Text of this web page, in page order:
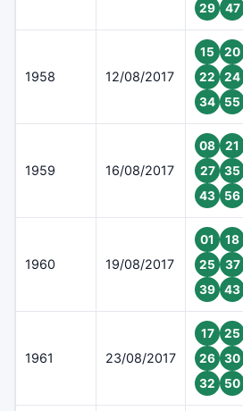
29
47
1958 12/08/2017
15
20
22
24
34
55
1959 16/08/2017
08
21
27
35
43
56
1960 19/08/2017
01
18
25
37
39
43
1961 23/08/2017
17
25
26
30
32
50